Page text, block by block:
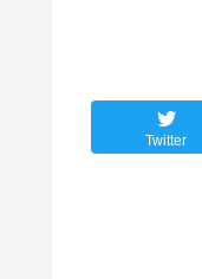
Twitter